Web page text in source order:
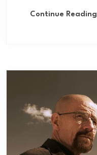
Continue Reading